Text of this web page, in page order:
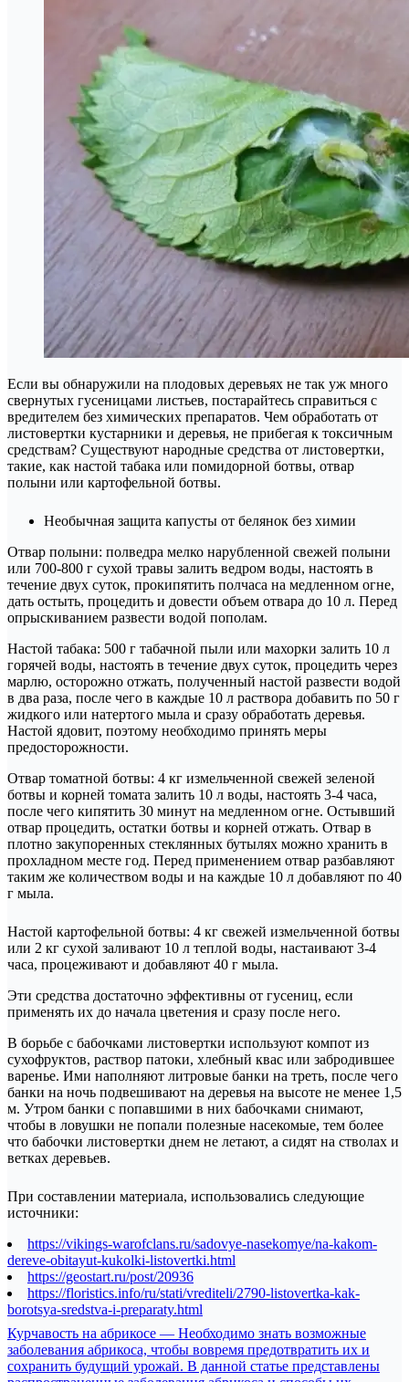
Если вы обнаружили на плодовых деревьях не так уж много
свернутых гусеницами листьев, постарайтесь справиться с
вредителем без химических препаратов. Чем обработать от
листовертки кустарники и деревья, не прибегая к токсичным
средствам? Существуют народные средства от листовертки,
такие, как настой табака или помидорной ботвы, отвар
полыни или картофельной ботвы.
Необычная защита капусты от белянок без химии
Отвар полыни: полведра мелко нарубленной свежей полыни
или 700-800 г сухой травы залить ведром воды, настоять в
течение двух суток, прокипятить полчаса на медленном огне,
дать остыть, процедить и довести объем отвара до 10 л. Перед
опрыскиванием развести водой пополам.
Настой табака: 500 г табачной пыли или махорки залить 10 л
горячей воды, настоять в течение двух суток, процедить через
марлю, осторожно отжать, полученный настой развести водой
в два раза, после чего в каждые 10 л раствора добавить по 50 г
жидкого или натертого мыла и сразу обработать деревья.
Настой ядовит, поэтому необходимо принять меры
предосторожности.
Отвар томатной ботвы: 4 кг измельченной свежей зеленой
ботвы и корней томата залить 10 л воды, настоять 3-4 часа,
после чего кипятить 30 минут на медленном огне. Остывший
отвар процедить, остатки ботвы и корней отжать. Отвар в
плотно закупоренных стеклянных бутылях можно хранить в
прохладном месте год. Перед применением отвар разбавляют
таким же количеством воды и на каждые 10 л добавляют по 40
г мыла.
Настой картофельной ботвы: 4 кг свежей измельченной ботвы
или 2 кг сухой заливают 10 л теплой воды, настаивают 3-4
часа, процеживают и добавляют 40 г мыла.
Эти средства достаточно эффективны от гусениц, если
применять их до начала цветения и сразу после него.
В борьбе с бабочками листовертки используют компот из
сухофруктов, раствор патоки, хлебный квас или забродившее
варенье. Ими наполняют литровые банки на треть, после чего
банки на ночь подвешивают на деревья на высоте не менее 1,5
м. Утром банки с попавшими в них бабочками снимают,
чтобы в ловушки не попали полезные насекомые, тем более
что бабочки листовертки днем не летают, а сидят на стволах и
ветках деревьев.
При составлении материала, использовались следующие
источники:
https://vikings-warofclans.ru/sadovye-nasekomye/na-kakom-
dereve-obitayut-kukolki-listovertki.html
https://geostart.ru/post/20936
https://floristics.info/ru/stati/vrediteli/2790-listovertka-kak-
borotsya-sredstva-i-preparaty.html
Навигация
по
Курчавость на абрикосе — Необходимо знать возможные
заболевания абрикоса, чтобы вовремя предотвратить их и
сохранить будущий урожай. В данной статье представлены